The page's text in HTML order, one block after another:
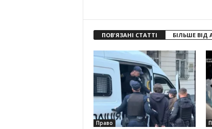
ПОВ'ЯЗАНІ СТАТТІ БІЛЬШЕ ВІД
Право